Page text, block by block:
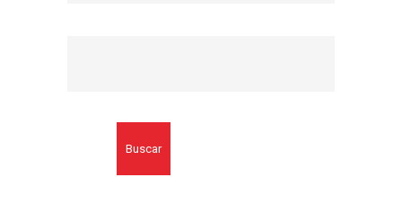
Buscar